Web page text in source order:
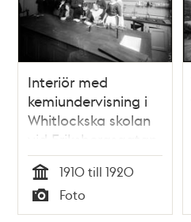
Interiör med
kemiundervisning i
Whitlockska skolan
vid Eriksbergsgatan
8 B
Tid
1910 till 1920
Typ
Foto